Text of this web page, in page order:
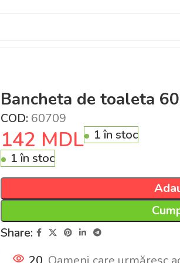
Bancheta de toaleta
COD: 60709
142 MDL
1 în stoc
1 în stoc
Share: